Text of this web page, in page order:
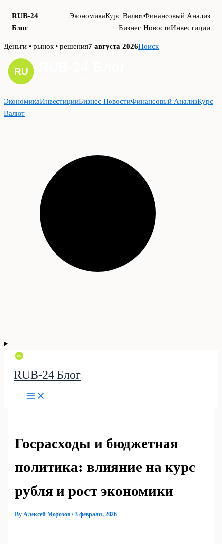
RUB-24
Блог
ЭкономикаКурс ВалютФинансовый Анализ
Бизнес НовостиИнвестиции
Skip
content
Деньги • рынок • решения7 августа 2026Поиск
ЭкономикаИнвестицииБизнес НовостиФинансовый АнализКурс
Валют
RUB-24 Блог
Госрасходы и бюджетная
политика: влияние на курс
рубля и рост экономики
By Алексей Морозов/3 февраля, 2026